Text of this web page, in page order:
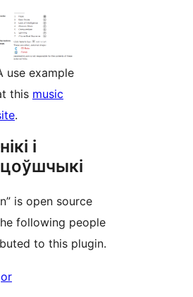
use example
this music
.
і
is open source
following people
to this plugin.